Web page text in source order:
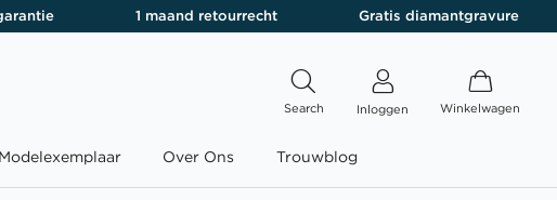
1 maand retourrecht Gratis diamantgravure
Search Inloggen Winkelwagen
Modelexemplaar Over Ons Trouwblog